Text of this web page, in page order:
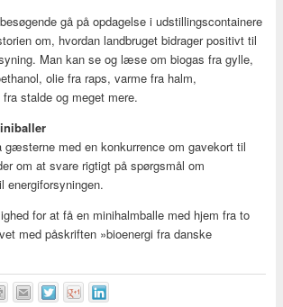
gå på opdagelse i udstillingscontainere
om, hvordan landbruget bidrager positivt til
Man kan se og læse om biogas fra gylle,
olie fra raps, varme fra halm,
stalde og meget mere.
gæsterne med en konkurrence om gavekort til
om at svare rigtigt på spørgsmål om
energiforsyningen.
for at få en minihalmballe med hjem fra to
med påskriften »bioenergi fra danske